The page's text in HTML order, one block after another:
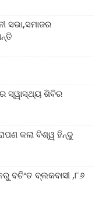
ସଭା,ସମାଜର
ସ୍ୱାସ୍ଥ୍ୟ ଶିବିର
କଲା ବିଶ୍ୱ ହିନ୍ଦୁ
ବଚିଂତ ବ୍ଲକବାସୀ ,୮୬